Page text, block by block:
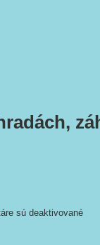
sú deaktivované